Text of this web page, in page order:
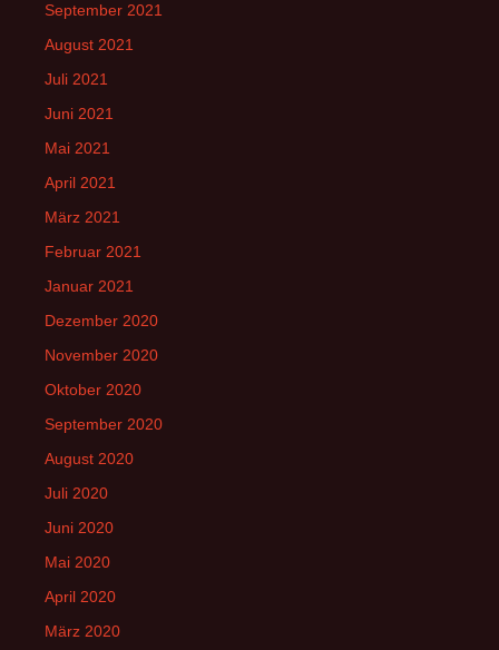
September 2021
August 2021
Juli 2021
Juni 2021
Mai 2021
April 2021
März 2021
Februar 2021
Januar 2021
Dezember 2020
November 2020
Oktober 2020
September 2020
August 2020
Juli 2020
Juni 2020
Mai 2020
April 2020
März 2020